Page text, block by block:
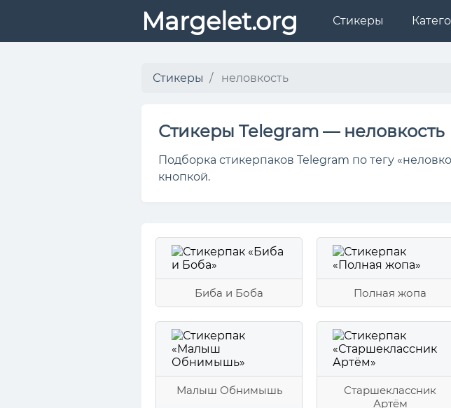
Margelet.org Стикеры
Стикеры неловкость
Стикеры Telegram — неловкость
Подборка стикерпаков Telegram по тегу
кнопкой.
Биба и Боба Полная жопа
Малыш Обнимышь
Старшеклассник
Артём